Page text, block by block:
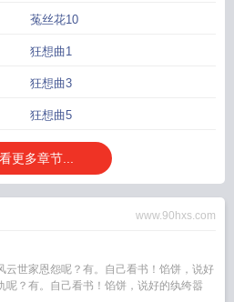
菟丝花10
狂想曲1
狂想曲3
狂想曲5
更多章节...
www.90hxs.com
云世家恩怨呢？有。自己看书！馅饼，说好
呢？有。自己看书！馅饼，说好的纨绔嚣